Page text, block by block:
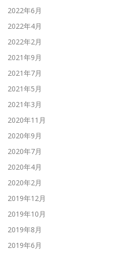
2022年6月
2022年4月
2022年2月
2021年9月
2021年7月
2021年5月
2021年3月
2020年11月
2020年9月
2020年7月
2020年4月
2020年2月
2019年12月
2019年10月
2019年8月
2019年6月